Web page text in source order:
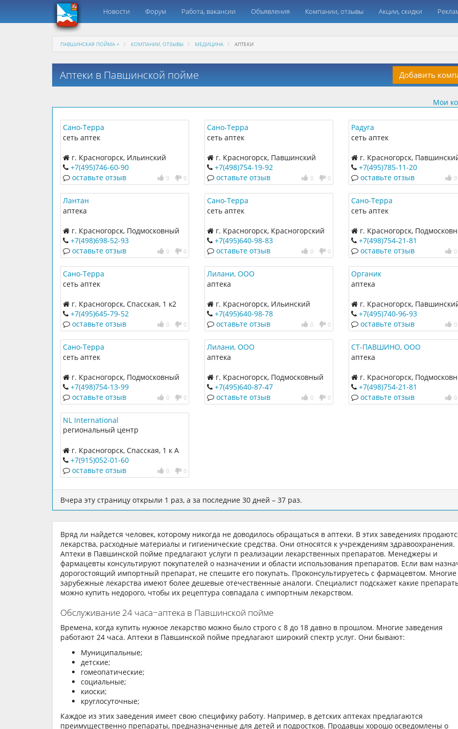
Новости Форум Работа, вакансии Объявления Компании, отзывы Акции, скидки
ПАВШИНСКАЯ ПОЙМА + КОМПАНИИ, ОТЗЫВЫ МЕДИЦИНА АПТЕКИ
Аптеки в Павшинской пойме Добавить
Мои
Сано-Терра
сеть аптек
г. Красногорск, Ильинский
бульвар, 8
+7(495)746-60-90
0 0
оставьте отзыв
Сано-Терра
сеть аптек
г. Красногорск, Павшинский
бульвар, 6
+7(498)754-19-92
0 0
оставьте отзыв
Радуга
сеть аптек
г. Красногорск,
бульвар, 7
+7(495)785-11-20
0
оставьте отзыв
Лантан
аптека
г. Красногорск, Подмосковный
бульвар, 2
+7(498)698-52-93
0 0
оставьте отзыв
Сано-Терра
сеть аптек
г. Красногорск, Красногорский
бульвар, 17
+7(495)640-98-83
0 0
оставьте отзыв
Сано-Терра
сеть аптек
г. Красногорск,
бульвар, 2
+7(498)754-21-81
0
оставьте отзыв
Сано-Терра
сеть аптек
г. Красногорск, Спасская, 1 к2
+7(495)645-79-52
0 0
оставьте отзыв
Лилани, ООО
аптека
г. Красногорск, Ильинский
бульвар, 8
+7(495)640-98-78
0 0
оставьте отзыв
Органик
аптека
г. Красногорск,
бульвар, 12
+7(495)740-96-93
0
оставьте отзыв
Сано-Терра
сеть аптек
г. Красногорск, Подмосковный
бульвар, 11
+7(498)754-13-99
0 0
оставьте отзыв
Лилани, ООО
аптека
г. Красногорск, Подмосковный
бульвар, 12
+7(495)640-87-47
0 0
оставьте отзыв
СТ-ПАВШИНО, ООО
аптека
г. Красногорск,
бульвар, 2
+7(498)754-21-81
0
оставьте отзыв
NL International
региональный центр
г. Красногорск, Спасская, 1 к А
+7(915)052-01-60
0 0
оставьте отзыв
Вчера эту страницу открыли 1 раз, а за последние 30 дней – 37 раз.
Вряд ли найдется человек, которому никогда не доводилось обращаться в аптеки. В этих заведениях
лекарства, расходные материалы и гигиенические средства. Они относятся к учреждениям здравоохранения.
Аптеки в Павшинской пойме предлагают услуги п реализации лекарственных препаратов. Менеджеры и
фармацевты консультируют покупателей о назначении и области использования препаратов. Если вам
дорогостоящий импортный препарат, не спешите его покупать. Проконсультируетесь с фармацевтом. Многие
зарубежные лекарства имеют более дешевые отечественные аналоги. Специалист подскажет какие
можно купить недорого, чтобы их рецептура совпадала с импортным лекарством.
Обслуживание 24 часа−аптека в Павшинской пойме
Времена, когда купить нужное лекарство можно было строго с 8 до 18 давно в прошлом. Многие заведения
работают 24 часа. Аптеки в Павшинской пойме предлагают широкий спектр услуг. Они бывают:
Муниципальные;
детские;
гомеопатические;
социальные;
киоски;
круглосуточные;
Каждое из этих заведения имеет свою специфику работу. Например, в детских аптеках предлагаются
преимущественно препараты, предназначенные для детей и подростков. Продавцы хорошо осведомлены о